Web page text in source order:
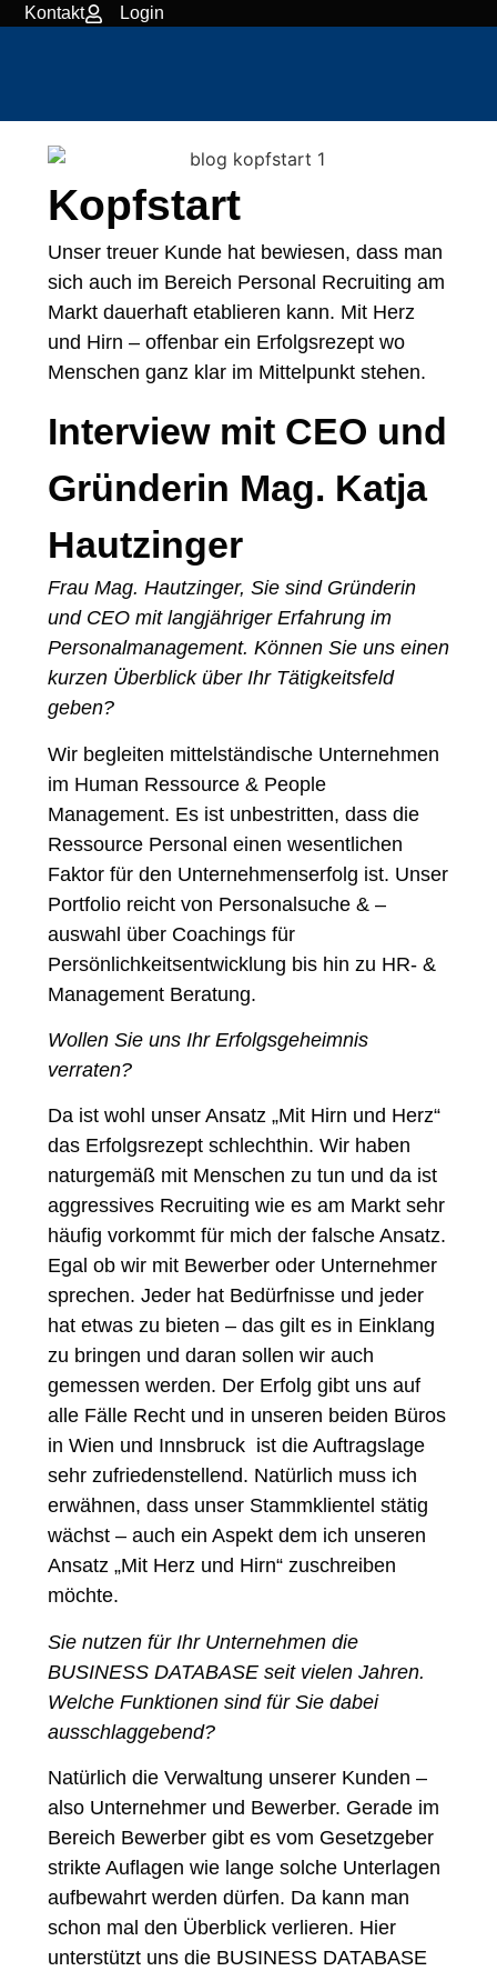
Kontakt Login
Kopfstart
Unser treuer Kunde hat bewiesen, dass man
sich auch im Bereich Personal Recruiting am
Markt dauerhaft etablieren kann. Mit Herz
und Hirn – offenbar ein Erfolgsrezept wo
Menschen ganz klar im Mittelpunkt stehen.
Interview mit CEO und
Gründerin Mag. Katja
Hautzinger
Frau Mag. Hautzinger, Sie sind Gründerin
und CEO mit langjähriger Erfahrung im
Personalmanagement. Können Sie uns einen
kurzen Überblick über Ihr Tätigkeitsfeld
geben?
Wir begleiten mittelständische Unternehmen
im Human Ressource & People
Management. Es ist unbestritten, dass die
Ressource Personal einen wesentlichen
Faktor für den Unternehmenserfolg ist. Unser
Portfolio reicht von Personalsuche & –
auswahl über Coachings für
Persönlichkeitsentwicklung bis hin zu HR- &
Management Beratung.
Wollen Sie uns Ihr Erfolgsgeheimnis
verraten?
Da ist wohl unser Ansatz „Mit Hirn und Herz“
das Erfolgsrezept schlechthin. Wir haben
naturgemäß mit Menschen zu tun und da ist
aggressives Recruiting wie es am Markt sehr
häufig vorkommt für mich der falsche Ansatz.
Egal ob wir mit Bewerber oder Unternehmer
sprechen. Jeder hat Bedürfnisse und jeder
hat etwas zu bieten – das gilt es in Einklang
zu bringen und daran sollen wir auch
gemessen werden. Der Erfolg gibt uns auf
alle Fälle Recht und in unseren beiden Büros
in Wien und Innsbruck ist die Auftragslage
sehr zufriedenstellend. Natürlich muss ich
erwähnen, dass unser Stammklientel stätig
wächst – auch ein Aspekt dem ich unseren
Ansatz „Mit Herz und Hirn“ zuschreiben
möchte.
Sie nutzen für Ihr Unternehmen die
BUSINESS DATABASE seit vielen Jahren.
WelcheFunktionen sind für Sie dabei
ausschlaggebend?
Natürlich die Verwaltung unserer Kunden –
also Unternehmer und Bewerber. Gerade im
Bereich Bewerber gibt es vom Gesetzgeber
strikte Auflagen wie lange solche Unterlagen
aufbewahrt werden dürfen. Da kann man
schon mal den Überblick verlieren. Hier
unterstützt uns die BUSINESS DATABASE